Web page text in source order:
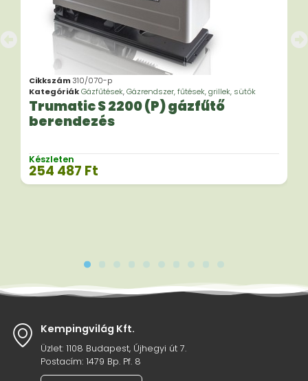
Cikkszám 310/070-p
KategóriákGázfűtések,Gázrendszer, fűtések, grillek, sütők
Trumatic S 2200 (P) gázfűtő
berendezés
Készleten
254 487 Ft
Kempingvilág Kft.
Üzlet: 1108 Budapest, Újhegyi út 7.
Postacím: 1479 Bp. Pf. 8